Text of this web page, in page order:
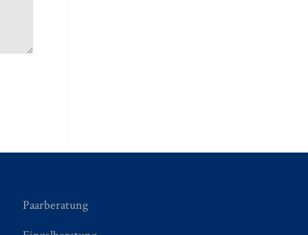
Paarberatung